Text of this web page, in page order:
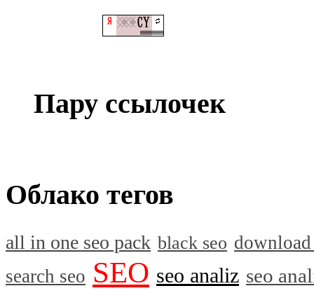
Пару ссылочек
Облако тегов
all in one seo pack black seo download
search seo SEO seo analiz seo